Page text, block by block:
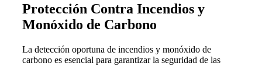
Protección Contra Incendios y
Monóxido de Carbono
La detección oportuna de incendios y monóxido de
carbono es esencial para garantizar la seguridad de las